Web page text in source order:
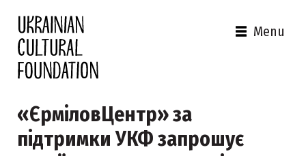
Menu
«ЄрміловЦентр» за
підтримки УКФ запрошує